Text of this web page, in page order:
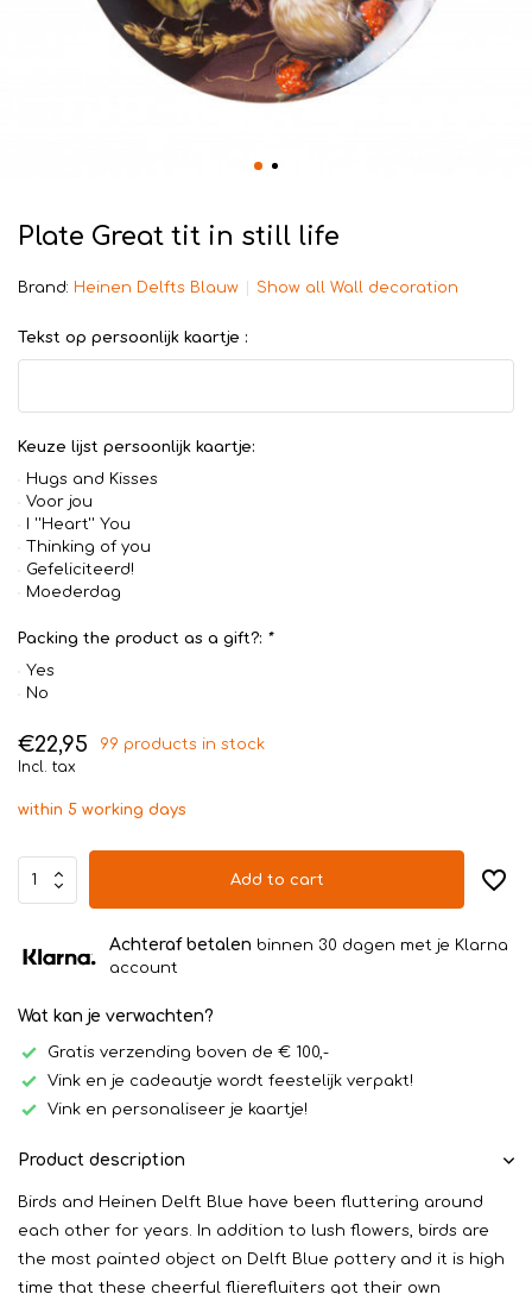
Plate Great tit in still life
Brand: Heinen Delfts Blauw Show all Wall decoration
Tekst op persoonlijk kaartje :
Keuze lijst persoonlijk kaartje:
Hugs and Kisses
Voor jou
I ''Heart'' You
Thinking of you
Gefeliciteerd!
Moederdag
Packing the product as a gift?: *
Yes
No
€22,95
99 products in stock
Incl. tax
within 5 working days
Add to cart
Achteraf betalen binnen 30 dagen met je Klarna
account
Wat kan je verwachten?
Gratis verzending boven de € 100,-
Vink en je cadeautje wordt feestelijk verpakt!
Vink en personaliseer je kaartje!
Product description
Birds and Heinen Delft Blue have been fluttering around
each other for years. In addition to lush flowers, birds are
the most painted object on Delft Blue pottery and it is high
time that these cheerful flierefluiters got their own